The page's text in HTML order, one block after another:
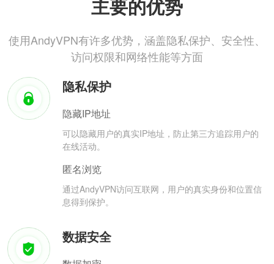
主要的优势
使用AndyVPN有许多优势，涵盖隐私保护、安全性、
访问权限和网络性能等方面
隐私保护
隐藏IP地址
可以隐藏用户的真实IP地址，防止第三方追踪用户的
在线活动。
匿名浏览
通过AndyVPN访问互联网，用户的真实身份和位置信
息得到保护。
数据安全